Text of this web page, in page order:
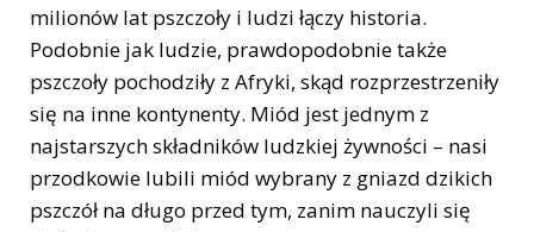
milionów lat pszczoły i ludzi łączy historia.
Podobnie jak ludzie, prawdopodobnie także
pszczoły pochodziły z Afryki, skąd rozprzestrzeniły
się na inne kontynenty. Miód jest jednym z
najstarszych składników ludzkiej żywności – nasi
przodkowie lubili miód wybrany z gniazd dzikich
pszczół na długo przed tym, zanim nauczyli się